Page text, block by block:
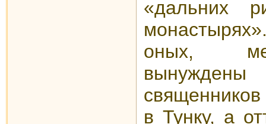
«дальних
оных,
в Тунку, а